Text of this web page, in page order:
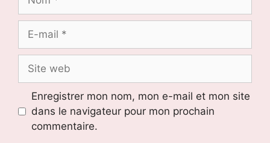
Site
web
Enregistrer mon nom, mon e-mail et mon site
dans le navigateur pour mon prochain
commentaire.